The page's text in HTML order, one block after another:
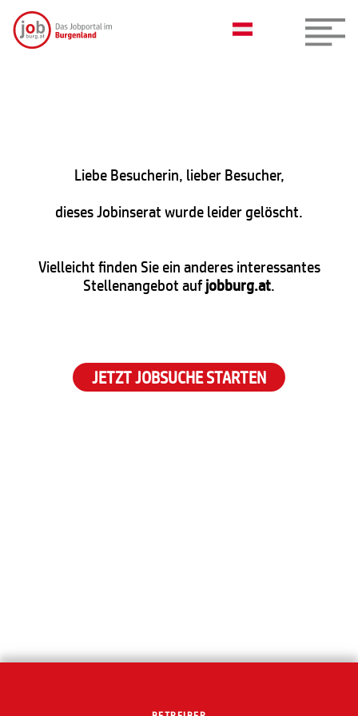
Liebe Besucherin, lieber Besucher,
dieses Jobinserat wurde leider gelöscht.
Vielleicht finden Sie ein anderes interessantes
Stellenangebot aufjobburg.at.
JETZT JOBSUCHE STARTEN